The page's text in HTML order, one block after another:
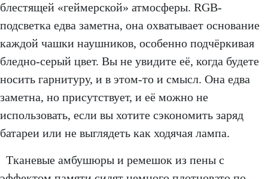
блестящей «геймерской» атмосферы. RGB-
подсветка едва заметна, она охватывает основание
каждой чашки наушников, особенно подчёркивая
бледно-серый цвет. Вы не увидите её, когда будете
носить гарнитуру, и в этом-то и смысл. Она едва
заметна, но присутствует, и её можно не
использовать, если вы хотите сэкономить заряд
батареи или не выглядеть как ходячая лампа.
Тканевые амбушюры и ремешок из пены с